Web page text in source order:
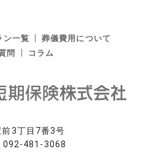
店ガイド
ト「いい仏壇」
ン一覧
葬儀費用について
問 コラム
3丁目7番3号
481-3068